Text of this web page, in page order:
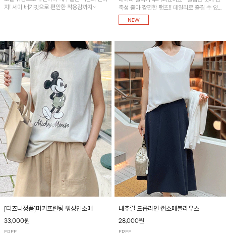
지! 세미 배기핏으로 편안한 착용감까지~
축성 좋아 짱편한 팬츠!! 데일리로 즐길 수 있
는 기본 컬러들로 준비했어요~
[디즈니정품]미키프린팅 워싱민소매
33,000원
내추럴 드롭라인 캡소매블라우스
28,000원